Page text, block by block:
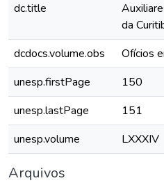
dc.title
da
dcdocs.volume.obs
Ofícios
unesp.firstPage
150
unesp.lastPage
151
unesp.volume
LXXXIV
Arquivos